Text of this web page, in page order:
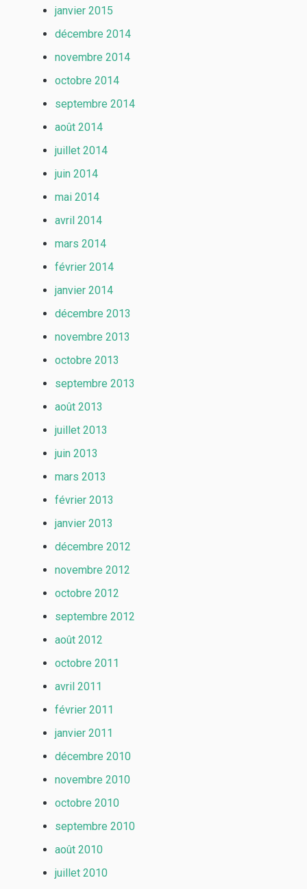
janvier 2015
décembre 2014
novembre 2014
octobre 2014
septembre 2014
août 2014
juillet 2014
juin 2014
mai 2014
avril 2014
mars 2014
février 2014
janvier 2014
décembre 2013
novembre 2013
octobre 2013
septembre 2013
août 2013
juillet 2013
juin 2013
mars 2013
février 2013
janvier 2013
décembre 2012
novembre 2012
octobre 2012
septembre 2012
août 2012
octobre 2011
avril 2011
février 2011
janvier 2011
décembre 2010
novembre 2010
octobre 2010
septembre 2010
août 2010
juillet 2010